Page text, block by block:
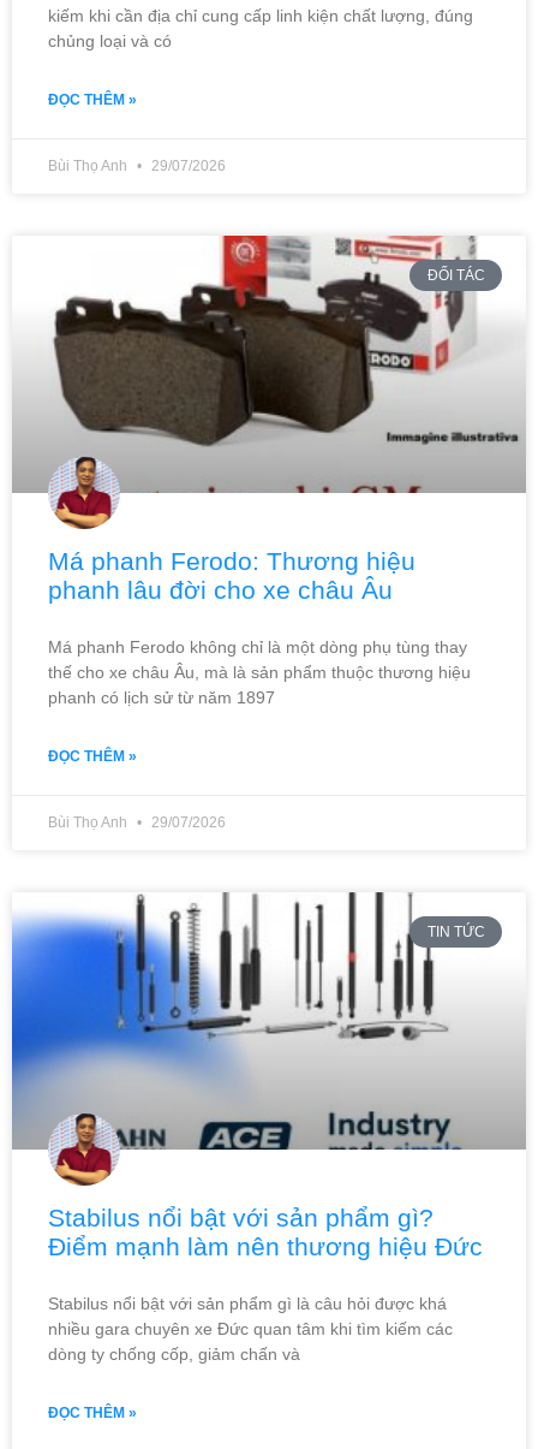
kiếm khi cần địa chỉ cung cấp linh kiện chất lượng, đúng
chủng loại và có
ĐỌC THÊM »
Bùi Thọ Anh 29/07/2026
ĐỐI TÁC
Má phanh Ferodo: Thương hiệu
phanh lâu đời cho xe châu Âu
Má phanh Ferodo không chỉ là một dòng phụ tùng thay
thế cho xe châu Âu, mà là sản phẩm thuộc thương hiệu
phanh có lịch sử từ năm 1897
ĐỌC THÊM »
Bùi Thọ Anh 29/07/2026
TIN TỨC
Stabilus nổi bật với sản phẩm gì?
Điểm mạnh làm nên thương hiệu Đức
Stabilus nổi bật với sản phẩm gì là câu hỏi được khá
nhiều gara chuyên xe Đức quan tâm khi tìm kiếm các
dòng ty chống cốp, giảm chấn và
ĐỌC THÊM »